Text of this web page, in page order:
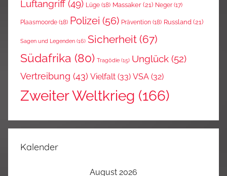
Luftangriff (49) Lüge (18) Massaker (21) Neger (17)
Plaasmoorde (18) Polizei (56) Prävention (18) Russland (21)
Sagen und Legenden (16) Sicherheit (67)
Südafrika (80) Tragödie (15) Unglück (52)
Vertreibung (43) Vielfalt (33) VSA (32)
Zweiter Weltkrieg (166)
Kalender
August 2026